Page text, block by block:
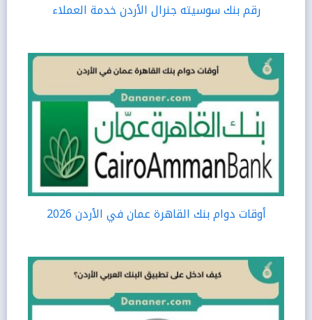
رقم بنك سوسيته جنرال الأردن خدمة العملاء
أوقات دوام بنك القاهرة عمان في الأردن 2026